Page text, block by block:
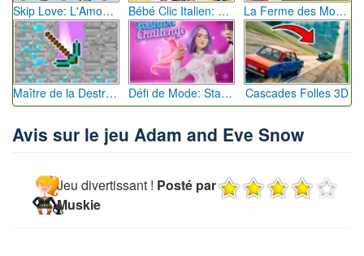
Skip Love: L'Amour en Péril Bébé Clic Italien: La Folie des Petits Bambins La Ferme des Mots - Cultivez votre Vocabulaire
Maître de la Destruction: Fusion de Pioches Défi de Mode: Star du Podium Cascades Folles 3D
Avis sur le jeu Adam and Eve Snow
Jeu divertissant ! Posté par
Muskie